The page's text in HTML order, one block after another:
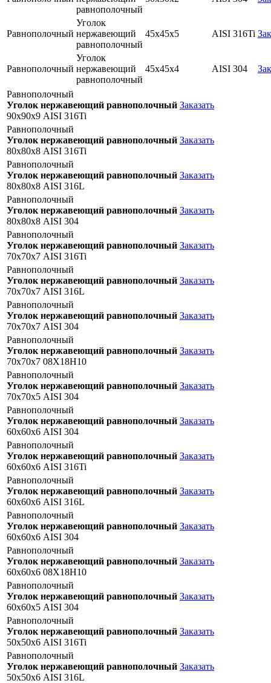
равнополочный
Равнополочный
Уголок
нержавеющий
равнополочный
45х45х5 AISI 316Ti
Равнополочный
Уголок
нержавеющий
равнополочный
45х45х4 AISI 304
Равнополочный
Уголок нержавеющий равнополочный
90х90х9 AISI 316Ti
Заказать
Равнополочный
Уголок нержавеющий равнополочный
80х80х8 AISI 316Ti
Заказать
Равнополочный
Уголок нержавеющий равнополочный
80х80х8 AISI 316L
Заказать
Равнополочный
Уголок нержавеющий равнополочный
80х80х8 AISI 304
Заказать
Равнополочный
Уголок нержавеющий равнополочный
70х70х7 AISI 316Ti
Заказать
Равнополочный
Уголок нержавеющий равнополочный
70х70х7 AISI 316L
Заказать
Равнополочный
Уголок нержавеющий равнополочный
70х70х7 AISI 304
Заказать
Равнополочный
Уголок нержавеющий равнополочный
70х70х7 08Х18Н10
Заказать
Равнополочный
Уголок нержавеющий равнополочный
70х70х5 AISI 304
Заказать
Равнополочный
Уголок нержавеющий равнополочный
60х60х6 AISI 304
Заказать
Равнополочный
Уголок нержавеющий равнополочный
60х60х6 AISI 316Ti
Заказать
Равнополочный
Уголок нержавеющий равнополочный
60х60х6 AISI 316L
Заказать
Равнополочный
Уголок нержавеющий равнополочный
60х60х6 AISI 304
Заказать
Равнополочный
Уголок нержавеющий равнополочный
60х60х6 08Х18Н10
Заказать
Равнополочный
Уголок нержавеющий равнополочный
60х60х5 AISI 304
Заказать
Равнополочный
Уголок нержавеющий равнополочный
50х50х6 AISI 316Ti
Заказать
Равнополочный
Уголок нержавеющий равнополочный
50х50х6 AISI 316L
Заказать